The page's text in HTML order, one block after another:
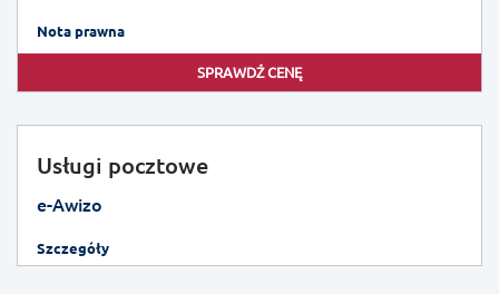
Nota prawna
SPRAWDŹ CENĘ
Usługi pocztowe
e-Awizo
Szczegóły